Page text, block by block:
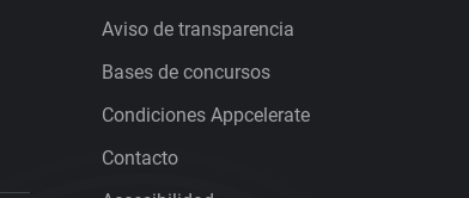
Aviso de transparencia
Bases de concursos
Condiciones Appcelerate
Contacto